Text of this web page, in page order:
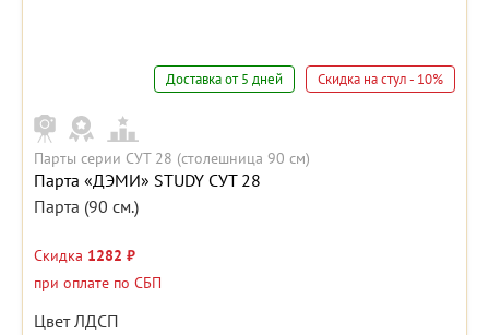
Доставка от 5 дней Скидка на стул - 10%
Парты серии СУТ 28 (столешница 90 см)
Парта «ДЭМИ» STUDY СУТ 28
Парта (90 см.)
Скидка 1282 ₽
при оплате по СБП
Цвет ЛДСП